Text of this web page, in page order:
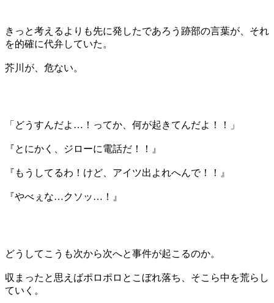
きっと考えるよりも先に発したであろう跡部の言葉が、それ
を的確に代弁していた。
芥川が、危ない。
「どうすんだよ…！ってか、何が起きてんだよ！！」
『とにかく、ジローに電話だ！！』
『もうしてるわ！けど、アイツ出よれへんで！！』
『やべぇな…クソッ…！』
どうしてこうも次から次へと事件が起こるのか。
収まったと思えばポロポロとこぼれ落ち、そこら中を荒らし
ていく。